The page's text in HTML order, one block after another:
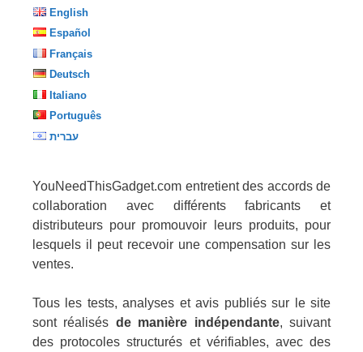
English
Español
Français
Deutsch
Italiano
Português
עברית
YouNeedThisGadget.com entretient des accords de
collaboration avec différents fabricants et
distributeurs pour promouvoir leurs produits, pour
lesquels il peut recevoir une compensation sur les
ventes.
Tous les tests, analyses et avis publiés sur le site
sont réalisés de manière indépendante, suivant
des protocoles structurés et vérifiables, avec des